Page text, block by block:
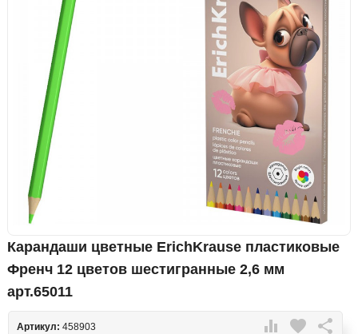
Карандаши цветные ErichKrause пластиковые
Френч 12 цветов шестигранные 2,6 мм
арт.65011
 favorite 
Артикул: 458903